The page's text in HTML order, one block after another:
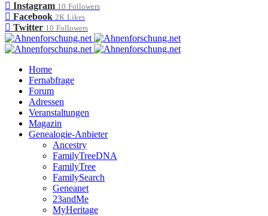
Instagram 10 Followers
Facebook 2K Likes
Twitter 10 Followers
Home
Fernabfrage
Forum
Adressen
Veranstaltungen
Magazin
Genealogie-Anbieter
Ancestry
FamilyTreeDNA
FamilyTree
FamilySearch
Geneanet
23andMe
MyHeritage